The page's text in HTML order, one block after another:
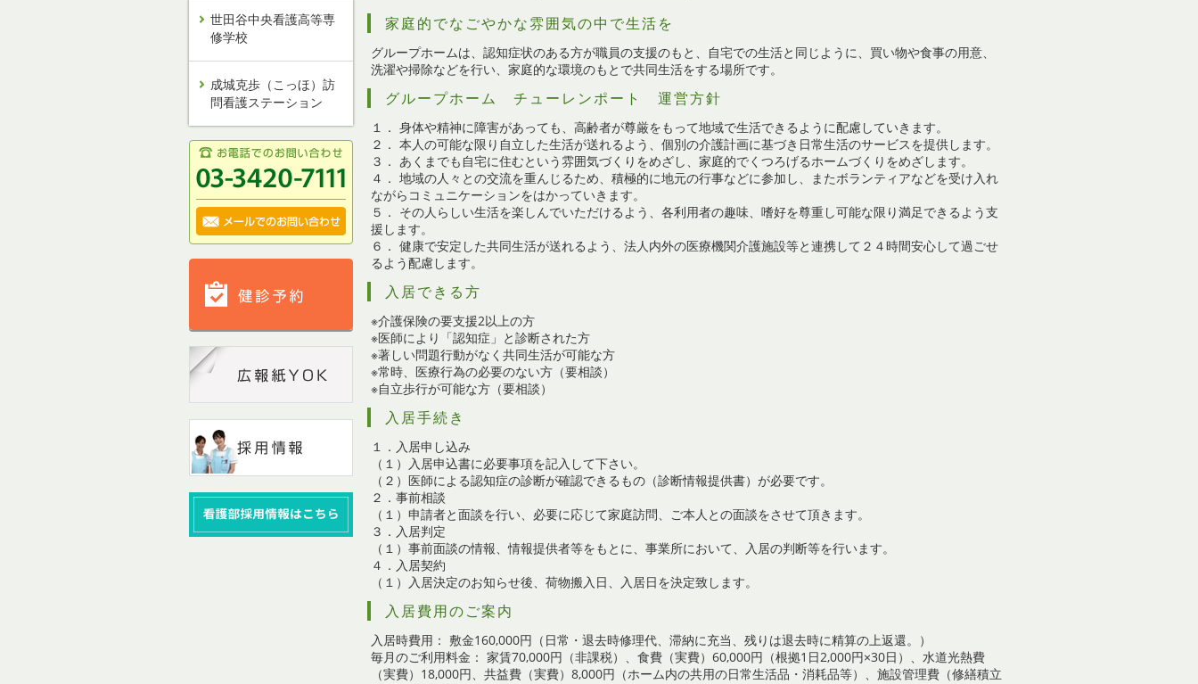
家庭的でなごやかな雰囲気の中で生活を
グループホームは、認知症状のある方が職員の支援のもと、自宅での生活と同じように、買い物や食事の用意、
洗濯や掃除などを行い、家庭的な環境のもとで共同生活をする場所です。
グループホーム チューレンポート 運営方針
１． 身体や精神に障害があっても、高齢者が尊厳をもって地域で生活できるように配慮していきます。
２． 本人の可能な限り自立した生活が送れるよう、個別の介護計画に基づき日常生活のサービスを提供します。
３． あくまでも自宅に住むという雰囲気づくりをめざし、家庭的でくつろげるホームづくりをめざします。
４． 地域の人々との交流を重んじるため、積極的に地元の行事などに参加し、またボランティアなどを受け入れ
ながらコミュニケーションをはかっていきます。
５． その人らしい生活を楽しんでいただけるよう、各利用者の趣味、嗜好を尊重し可能な限り満足できるよう支
援します。
６． 健康で安定した共同生活が送れるよう、法人内外の医療機関介護施設等と連携して２４時間安心して過ごせ
るよう配慮します。
入居できる方
※介護保険の要支援2以上の方
※医師により「認知症」と診断された方
※著しい問題行動がなく共同生活が可能な方
※常時、医療行為の必要のない方（要相談）
※自立歩行が可能な方（要相談）
入居手続き
１．入居申し込み
（１）入居申込書に必要事項を記入して下さい。
（２）医師による認知症の診断が確認できるもの（診断情報提供書）が必要です。
２．事前相談
（１）申請者と面談を行い、必要に応じて家庭訪問、ご本人との面談をさせて頂きます。
３．入居判定
（１）事前面談の情報、情報提供者等をもとに、事業所において、入居の判断等を行います。
４．入居契約
（１）入居決定のお知らせ後、荷物搬入日、入居日を決定致します。
入居費用のご案内
入居時費用： 敷金160,000円（日常・退去時修理代、滞納に充当、残りは退去時に精算の上返還。）
毎月のご利用料金： 家賃70,000円（非課税）、食費（実費）60,000円（根拠1日2,000円×30日）、水道光熱費
（実費）18,000円、共益費（実費）8,000円（ホーム内の共用の日常生活品・消耗品等）、施設管理費（修繕積立
世田谷中央看護高等専
修学校
成城克歩（こっほ）訪
問看護ステーション